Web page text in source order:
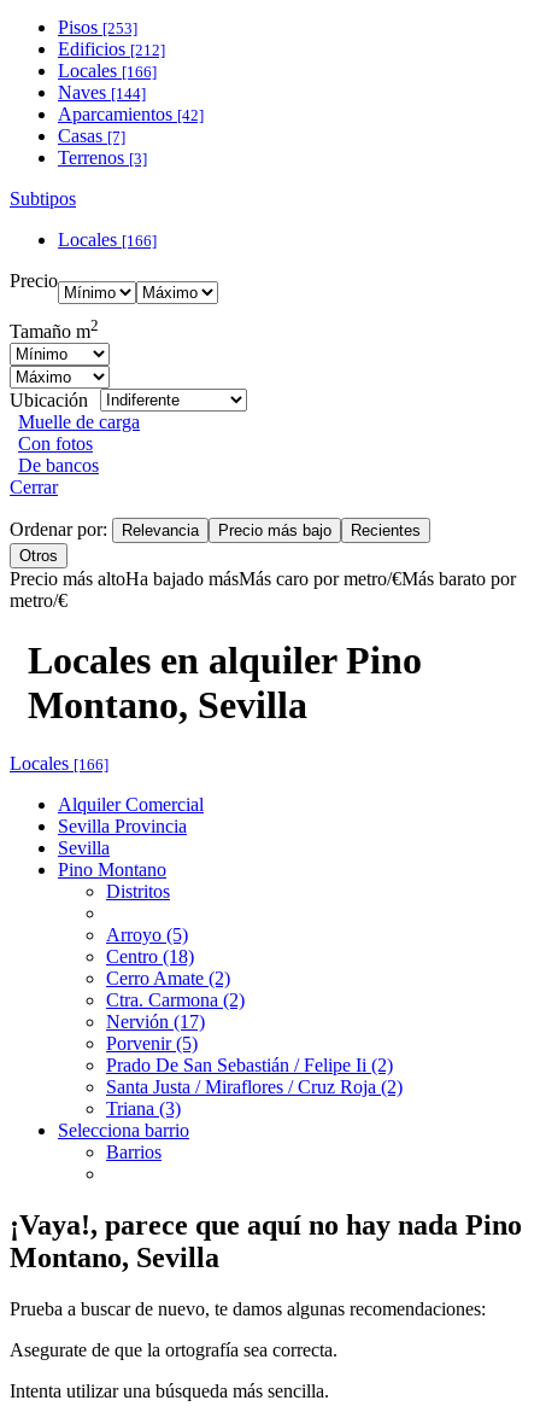
Pisos [253]
Edificios [212]
Locales [166]
Naves [144]
Aparcamientos [42]
Casas [7]
Terrenos [3]
Subtipos
Locales [166]
Precio
Tamaño m2
Ubicación
Muelle de carga
Con fotos
De bancos
Cerrar
Ordenar por: Relevancia Precio más bajo
Recientes
Otros
Precio más altoHa bajado másMás caro por metro/€Más barato por
metro/€
Locales en alquiler Pino
Montano, Sevilla
Locales [166]
Alquiler Comercial
Sevilla Provincia
Sevilla
Pino Montano
Distritos
Arroyo (5)
Centro (18)
Cerro Amate (2)
Ctra. Carmona (2)
Nervión (17)
Porvenir (5)
Prado De San Sebastián / Felipe Ii (2)
Santa Justa / Miraflores / Cruz Roja (2)
Triana (3)
Selecciona barrio
Barrios
¡Vaya!, parece que aquí no hay nada Pino
Montano, Sevilla
Prueba a buscar de nuevo, te damos algunas recomendaciones:
Asegurate de que la ortografía sea correcta.
Intenta utilizar una búsqueda más sencilla.